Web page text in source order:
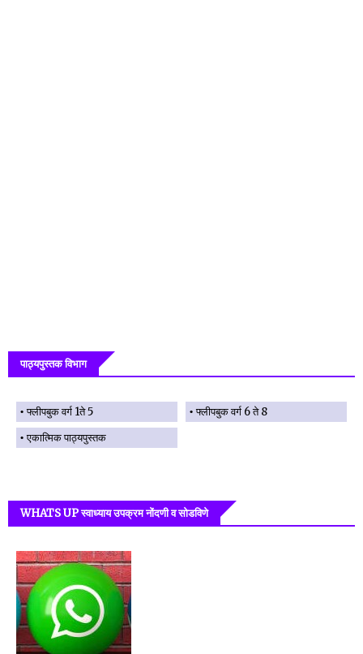
पाठ्यपुस्तक विभाग
फ्लीपबुक वर्ग 1ते 5
फ्लीपबुक वर्ग 6 ते 8
एकात्मिक पाठ्यपुस्तक
WHATS UP स्वाध्याय उपक्रम नोंदणी व सोडविणे